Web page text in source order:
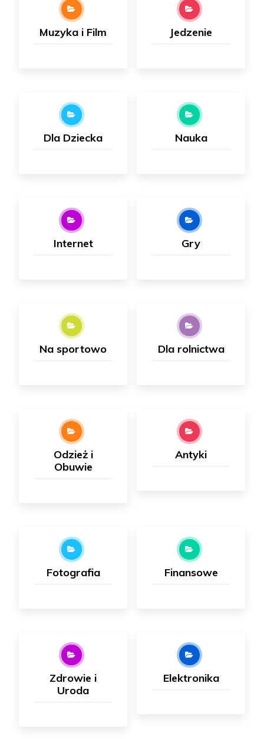
Muzyka i Film Jedzenie
Dla Dziecka Nauka
Internet Gry
Na sportowo Dla rolnictwa
Odzież i
Obuwie
Antyki
Fotografia Finansowe
Zdrowie i
Uroda
Elektronika